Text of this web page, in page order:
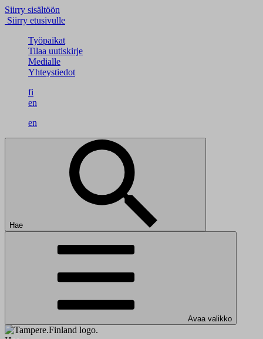
Siirry sisältöön
Siirry etusivulle
Työpaikat
Tilaa uutiskirje
Medialle
Yhteystiedot
fi
en
en
Hae
Avaa valikko